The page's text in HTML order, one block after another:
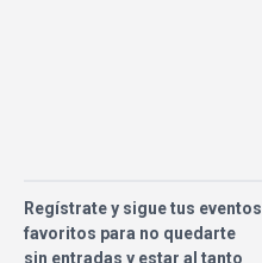
Regístrate y sigue tus eventos
favoritos para no quedarte
sin entradas y estar al tanto